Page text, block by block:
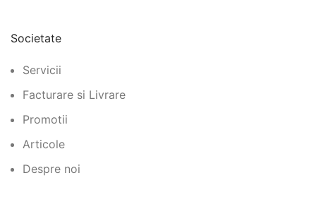
Societate
Servicii
Facturare si Livrare
Promotii
Articole
Despre noi